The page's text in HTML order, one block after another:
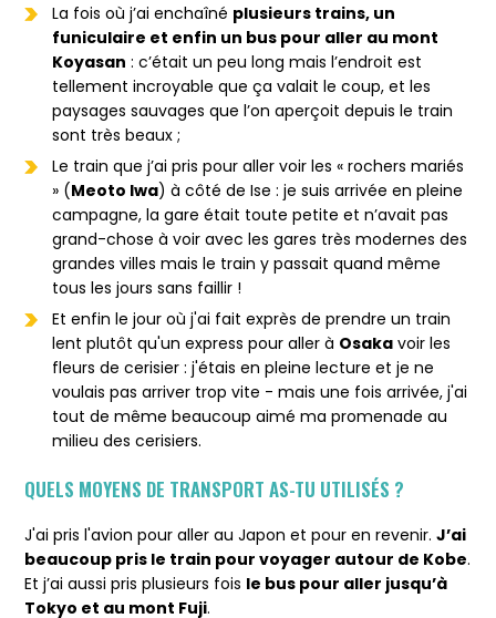
La fois où j’ai enchaîné plusieurs trains, un
funiculaire et enfin un bus pour aller au mont
Koyasan : c’était un peu long mais l’endroit est
tellement incroyable que ça valait le coup, et les
paysages sauvages que l’on aperçoit depuis le train
sont très beaux ;
Le train que j’ai pris pour aller voir les « rochers mariés
» (Meoto Iwa) à côté de Ise : je suis arrivée en pleine
campagne, la gare était toute petite et n’avait pas
grand-chose à voir avec les gares très modernes des
grandes villes mais le train y passait quand même
tous les jours sans faillir !
Et enfin le jour où j'ai fait exprès de prendre un train
lent plutôt qu'un express pour aller à Osaka voir les
fleurs de cerisier : j'étais en pleine lecture et je ne
voulais pas arriver trop vite - mais une fois arrivée, j'ai
tout de même beaucoup aimé ma promenade au
milieu des cerisiers.
QUELS MOYENS DE TRANSPORT AS-TU UTILISÉS ?
J'ai pris l'avion pour aller au Japon et pour en revenir.J’ai
beaucoup pris le train pour voyager autour de Kobe.
Et j’ai aussi pris plusieurs fois le bus pour aller jusqu’à
Tokyo et au mont Fuji.